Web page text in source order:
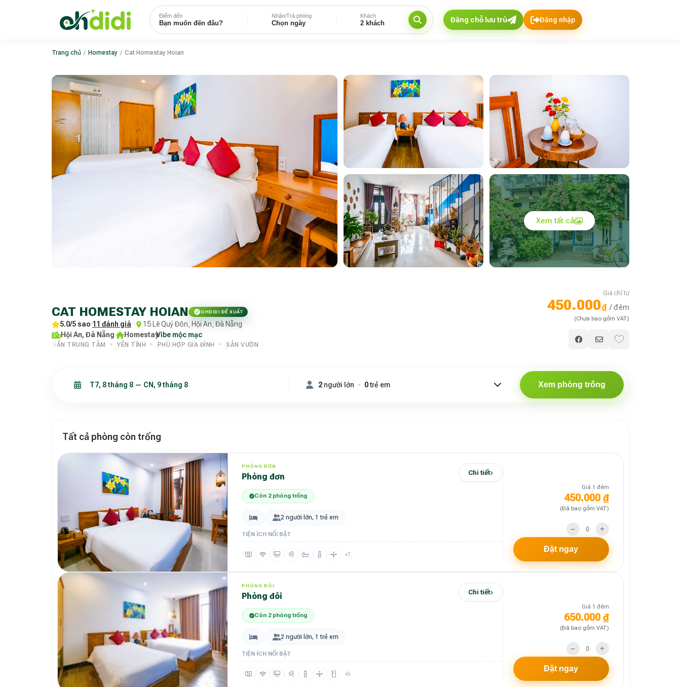
Điểm đến
Bạn muốn đến đâu?
Nhận/Trả phòng
Chọn ngày
Khách
2 khách Đăng chỗ lưu trú Đăng nhập
Trang chủ / Homestay / Cat Homestay Hoian
Xem tất cả
CAT HOMESTAY HOIAN OHDIDI ĐỀ XUẤT
5.0/5 sao·11 đánh giá ·
15 Lê Quý Đôn, Hội An, Đà Nẵng
Hội An, Đà Nẵng· Homestay·
Vibe mộc mạc
GẦN TRUNG TÂM YÊN TĨNH PHÙ HỢP GIA ĐÌNH SÂN VƯỜN
Giá chỉ từ
450.000₫ / đêm
(Chưa bao gồm VAT)
2 người lớn 0trẻ em Xem phòng trống
Tất cả phòng còn trống
PHÒNG ĐƠN
Phòng đơn Chi tiết
Còn 2 phòng trống
2 người lớn, 1 trẻ em
TIỆN ÍCH NỔI BẬT
+7
Giá 1 đêm
450.000 ₫
(Đã bao gồm VAT)
Đặt ngay
PHÒNG ĐÔI
Phòng đôi Chi tiết
Còn 2 phòng trống
2 người lớn, 1 trẻ em
TIỆN ÍCH NỔI BẬT
+5
Giá 1 đêm
650.000 ₫
(Đã bao gồm VAT)
Đặt ngay